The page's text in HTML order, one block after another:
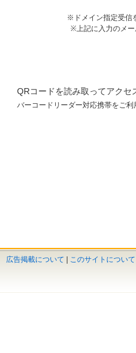
※ドメイン指定受信
※上記に入力のメー
QRコードを読み取ってアクセ
バーコードリーダー対応携帯をご
広告掲載について このサイトについて